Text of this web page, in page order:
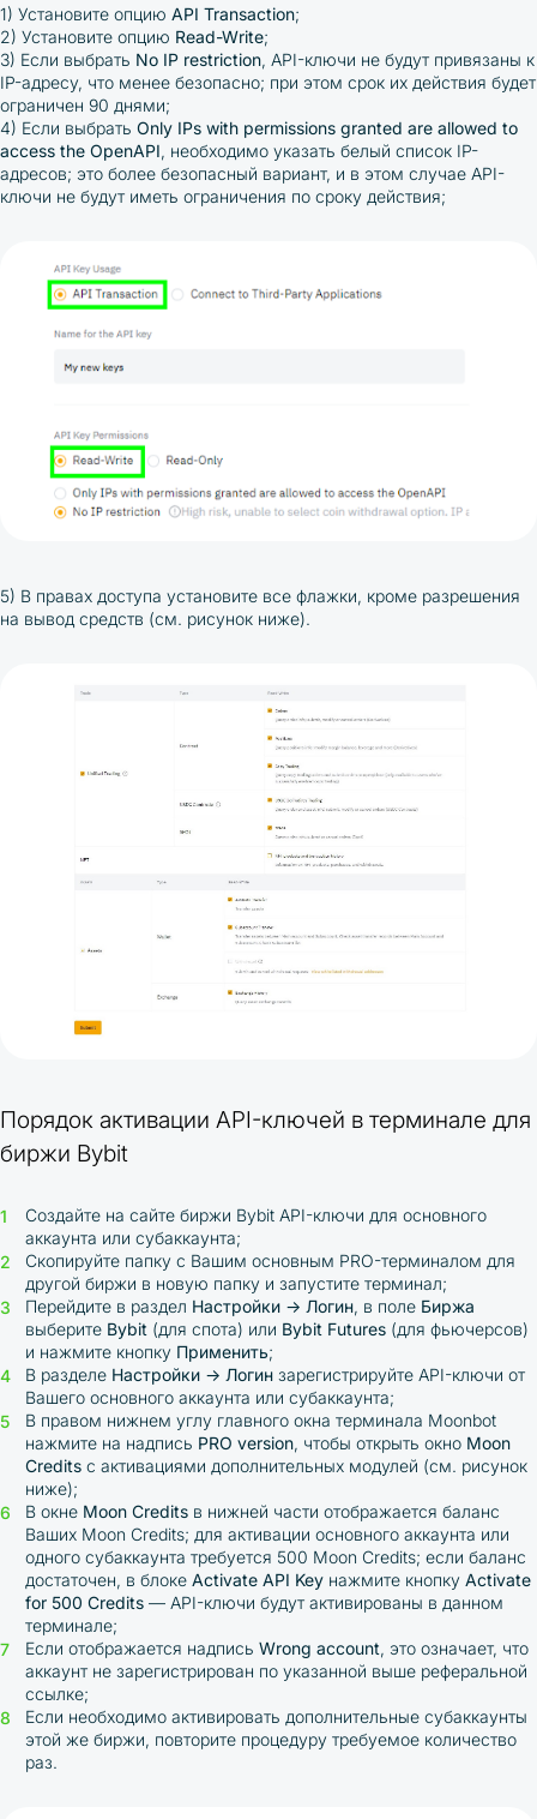
1) Установите опцию API Transaction;
2) Установите опцию Read-Write;
3) Если выбрать No IP restriction, API-ключи не будут привязаны к
IP-адресу, что менее безопасно; при этом срок их действия будет
ограничен 90 днями;
4) Если выбрать Only IPs with permissions granted are allowed to
access the OpenAPI, необходимо указать белый список IP-
адресов; это более безопасный вариант, и в этом случае API-
ключи не будут иметь ограничения по сроку действия;
5) В правах доступа установите все флажки, кроме разрешения
на вывод средств (см. рисунок ниже).
Порядок активации API-ключей в терминале для
биржи Bybit
Создайте на сайте биржи Bybit API-ключи для основного
аккаунта или субаккаунта;
Скопируйте папку с Вашим основным PRO-терминалом для
другой биржи в новую папку и запустите терминал;
Перейдите в раздел Настройки → Логин, в поле Биржа
выберите Bybit (для спота) или Bybit Futures (для фьючерсов)
и нажмите кнопку Применить;
В разделе Настройки → Логин зарегистрируйте API-ключи от
Вашего основного аккаунта или субаккаунта;
В правом нижнем углу главного окна терминала Moonbot
нажмите на надпись PRO version, чтобы открыть окно Moon
Credits с активациями дополнительных модулей (см. рисунок
ниже);
В окне Moon Credits в нижней части отображается баланс
Ваших Moon Credits; для активации основного аккаунта или
одного субаккаунта требуется 500 Moon Credits; если баланс
достаточен, в блоке Activate API Key нажмите кнопку Activate
for 500 Credits — API-ключи будут активированы в данном
терминале;
Если отображается надпись Wrong account, это означает, что
аккаунт не зарегистрирован по указанной выше реферальной
ссылке;
Если необходимо активировать дополнительные субаккаунты
этой же биржи, повторите процедуру требуемое количество
раз.